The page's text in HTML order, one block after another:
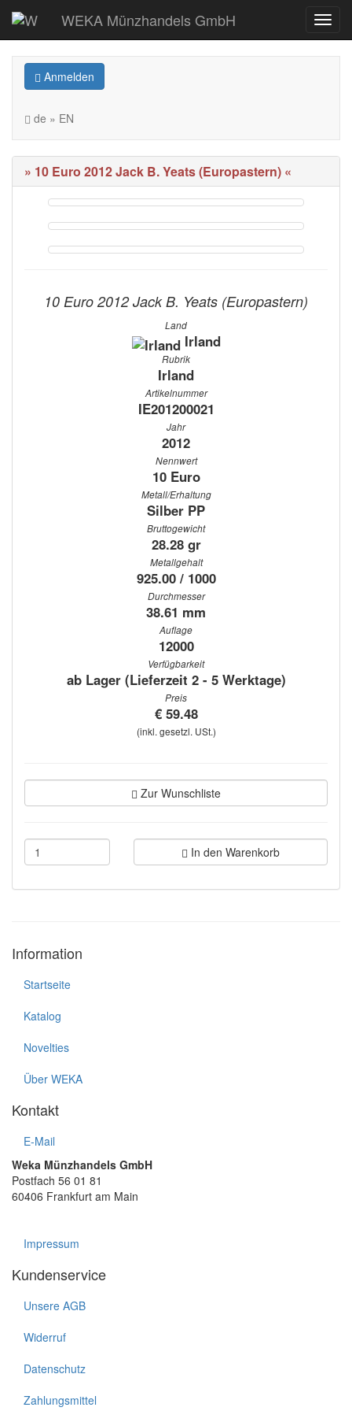
WEKA Münzhandels GmbH
Anmelden
de » EN
» 10 Euro 2012 Jack B. Yeats (Europastern) «
10 Euro 2012 Jack B. Yeats (Europastern)
Land
Irland
Rubrik
Irland
Artikelnummer
IE201200021
Jahr
2012
Nennwert
10 Euro
Metall/Erhaltung
Silber PP
Bruttogewicht
28.28 gr
Metallgehalt
925.00 / 1000
Durchmesser
38.61 mm
Auflage
12000
Verfügbarkeit
ab Lager (Lieferzeit 2 - 5 Werktage)
Preis
€ 59.48
(inkl. gesetzl. USt.)
Zur Wunschliste
In den Warenkorb
Information
Startseite
Katalog
Novelties
Über WEKA
Kontakt
E-Mail
Weka Münzhandels GmbH
Postfach 56 01 81
60406 Frankfurt am Main
Impressum
Kundenservice
Unsere AGB
Widerruf
Datenschutz
Zahlungsmittel